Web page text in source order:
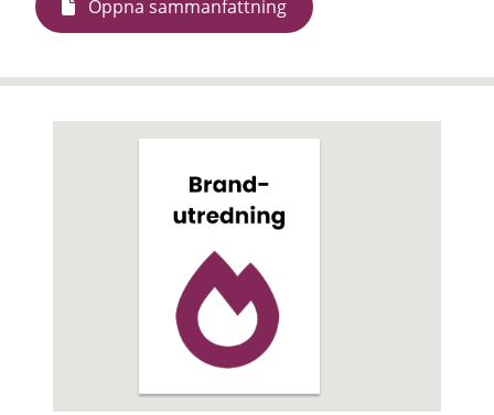
Öppna sammanfattning